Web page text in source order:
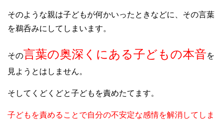
そのような親は子どもが何かいったときなどに、その言葉
を鵜呑みにしてしまいます。
その言葉の奥深くにある子どもの本音を
見ようとはしません。
そしてくどくどと子どもを責めたてます。
子どもを責めることで自分の不安定な感情を解消してしま